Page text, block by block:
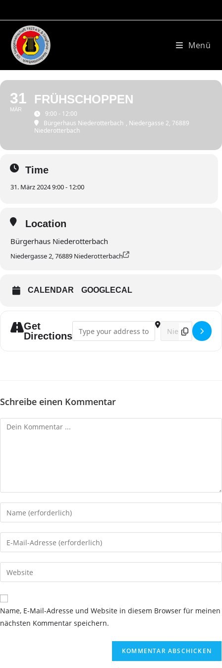
Inhalt
springen
Menü
31
MÄR
FRÜHSCHOPPEN
9:00 - 12:00
Bürgerhaus Niederotterbach , Niedergasse 2, 76889
Niederotterbach
Time
31. März 2024 9:00 - 12:00
Location
Bürgerhaus Niederotterbach
Niedergasse 2, 76889 Niederotterbach
CALENDAR GOOGLECAL
Get
Directions
Address - Frühschoppen []Destination
Schreibe einen Kommentar
Kommentieren
Gib
deinen
Namen
oder
zum
Kommentieren
ein
Gib
deine
E-
Mail-
zum
Kommentieren
ein
Gib
deine
Website-
URL
Name, E-Mail-Adresse und Website in diesem Browser für meinen
nächsten Kommentar speichern.